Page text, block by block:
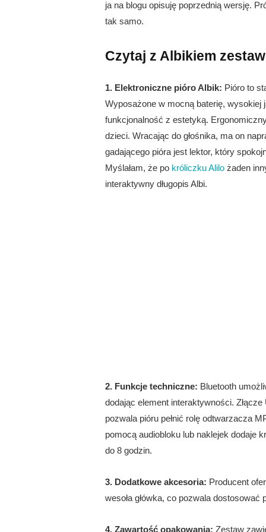
ja na blogu opisuję poprzednią wersję.
tak samo.
Czytaj z Albikiem
1. Elektroniczne pióro Albik: Pióro to
Wyposażone w mocną baterię, wysokiej
funkcjonalność z estetyką.
dzieci. Wracając do głośnika, ma on
gadającego pióra jest lektor, który
Myślałam, że po króliczku Alilo żaden
interaktywny długopis Albi.
2. Funkcje techniczne: Bluetooth
dodając element interaktywności.
pozwala pióru pełnić rolę odtwarzacza
pomocą audiobloku lub naklejek dodaje
do 8 godzin.
3. Dodatkowe akcesoria: Producent
wesoła główka, co pozwala
4. Zawartość opakowania: Zestaw